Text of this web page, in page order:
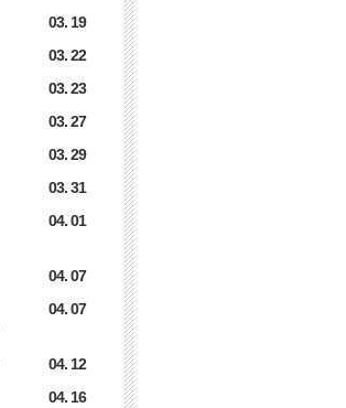
03. 19
03. 22
03. 23
03. 27
03. 29
03. 31
04. 01
04. 07
04. 07
04. 12
04. 16